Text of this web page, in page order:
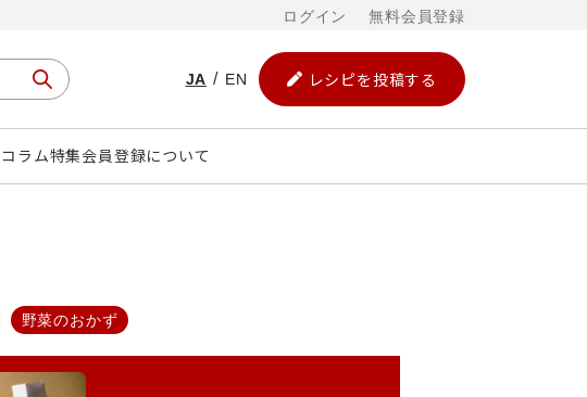
ログイン 無料会員登録
JA EN レシピを投稿する
コラム特集会員登録について
野菜のおかず